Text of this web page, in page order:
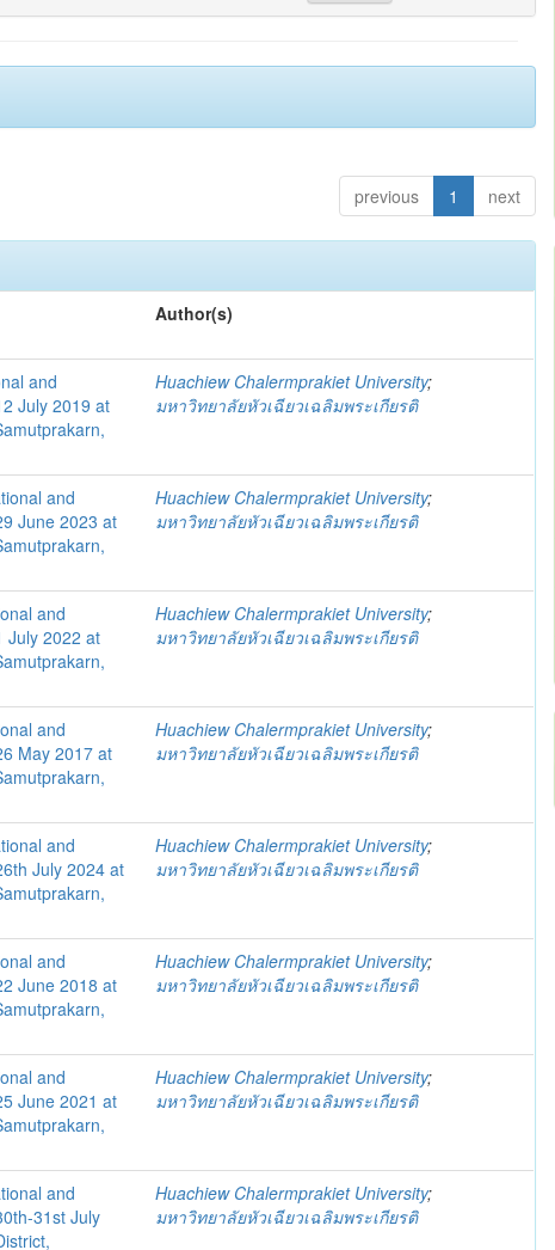
previous 1 next
Author(s)
and
July 2019 at
Huachiew Chalermprakiet University;
มหาวิทยาลัยหัวเฉียวเฉลิมพระเกียรติ
and
June 2023 at
Huachiew Chalermprakiet University;
มหาวิทยาลัยหัวเฉียวเฉลิมพระเกียรติ
and
July 2022 at
Huachiew Chalermprakiet University;
มหาวิทยาลัยหัวเฉียวเฉลิมพระเกียรติ
and
May 2017 at
Huachiew Chalermprakiet University;
มหาวิทยาลัยหัวเฉียวเฉลิมพระเกียรติ
and
July 2024 at
Huachiew Chalermprakiet University;
มหาวิทยาลัยหัวเฉียวเฉลิมพระเกียรติ
and
June 2018 at
Huachiew Chalermprakiet University;
มหาวิทยาลัยหัวเฉียวเฉลิมพระเกียรติ
and
June 2021 at
Huachiew Chalermprakiet University;
มหาวิทยาลัยหัวเฉียวเฉลิมพระเกียรติ
and
31st July
Huachiew Chalermprakiet University;
มหาวิทยาลัยหัวเฉียวเฉลิมพระเกียรติ